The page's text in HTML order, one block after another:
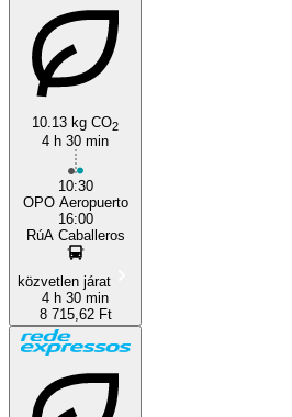
10.13 kg CO2
4 h 30 min
10:30
OPO Aeropuerto
16:00
RúA Caballeros
közvetlen járat
4 h 30 min
8 715,62 Ft